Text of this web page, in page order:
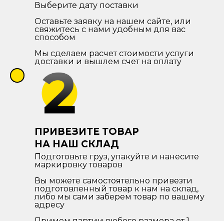
Выберите дату поставки
Оставьте заявку на нашем сайте, или
свяжитесь с нами удобным для вас
способом
Мы сделаем расчет стоимости услуги
доставки и вышлем счет на оплату
ПРИВЕЗИТЕ ТОВАР
НА НАШ СКЛАД
Подготовьте груз, упакуйте и нанесите
маркировку товаров
Вы можете самостоятельно привезти
подготовленный товар к нам на склад,
либо мы сами заберем товар по вашему
адресу